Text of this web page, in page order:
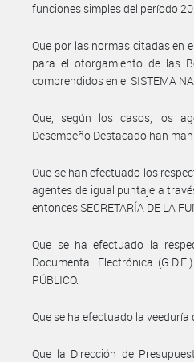
funciones simples del período
Que por las normas citadas en
para el otorgamiento de las
comprendidos en el SISTEMA
Que, según los casos, los
Desempeño Destacado han
Que se han efectuado los
agentes de igual puntaje a
entonces SECRETARÍA DE LA
Que se ha efectuado la
Documental Electrónica
PÚBLICO.
Que se ha efectuado la
Que la Dirección de